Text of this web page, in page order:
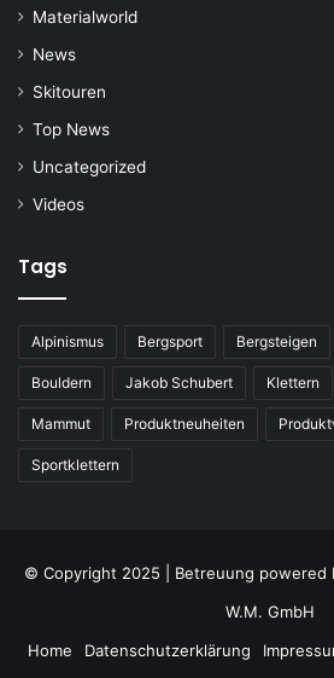
Materialworld
News
Skitouren
Top News
Uncategorized
Videos
Tags
Alpinismus Bergsport Bergsteigen
Bouldern Jakob Schubert Klettern
Mammut Produktneuheiten
Sportklettern
© Copyright 2025 | Betreuung powered
W.M. GmbH
Home
Datenschutzerklärung